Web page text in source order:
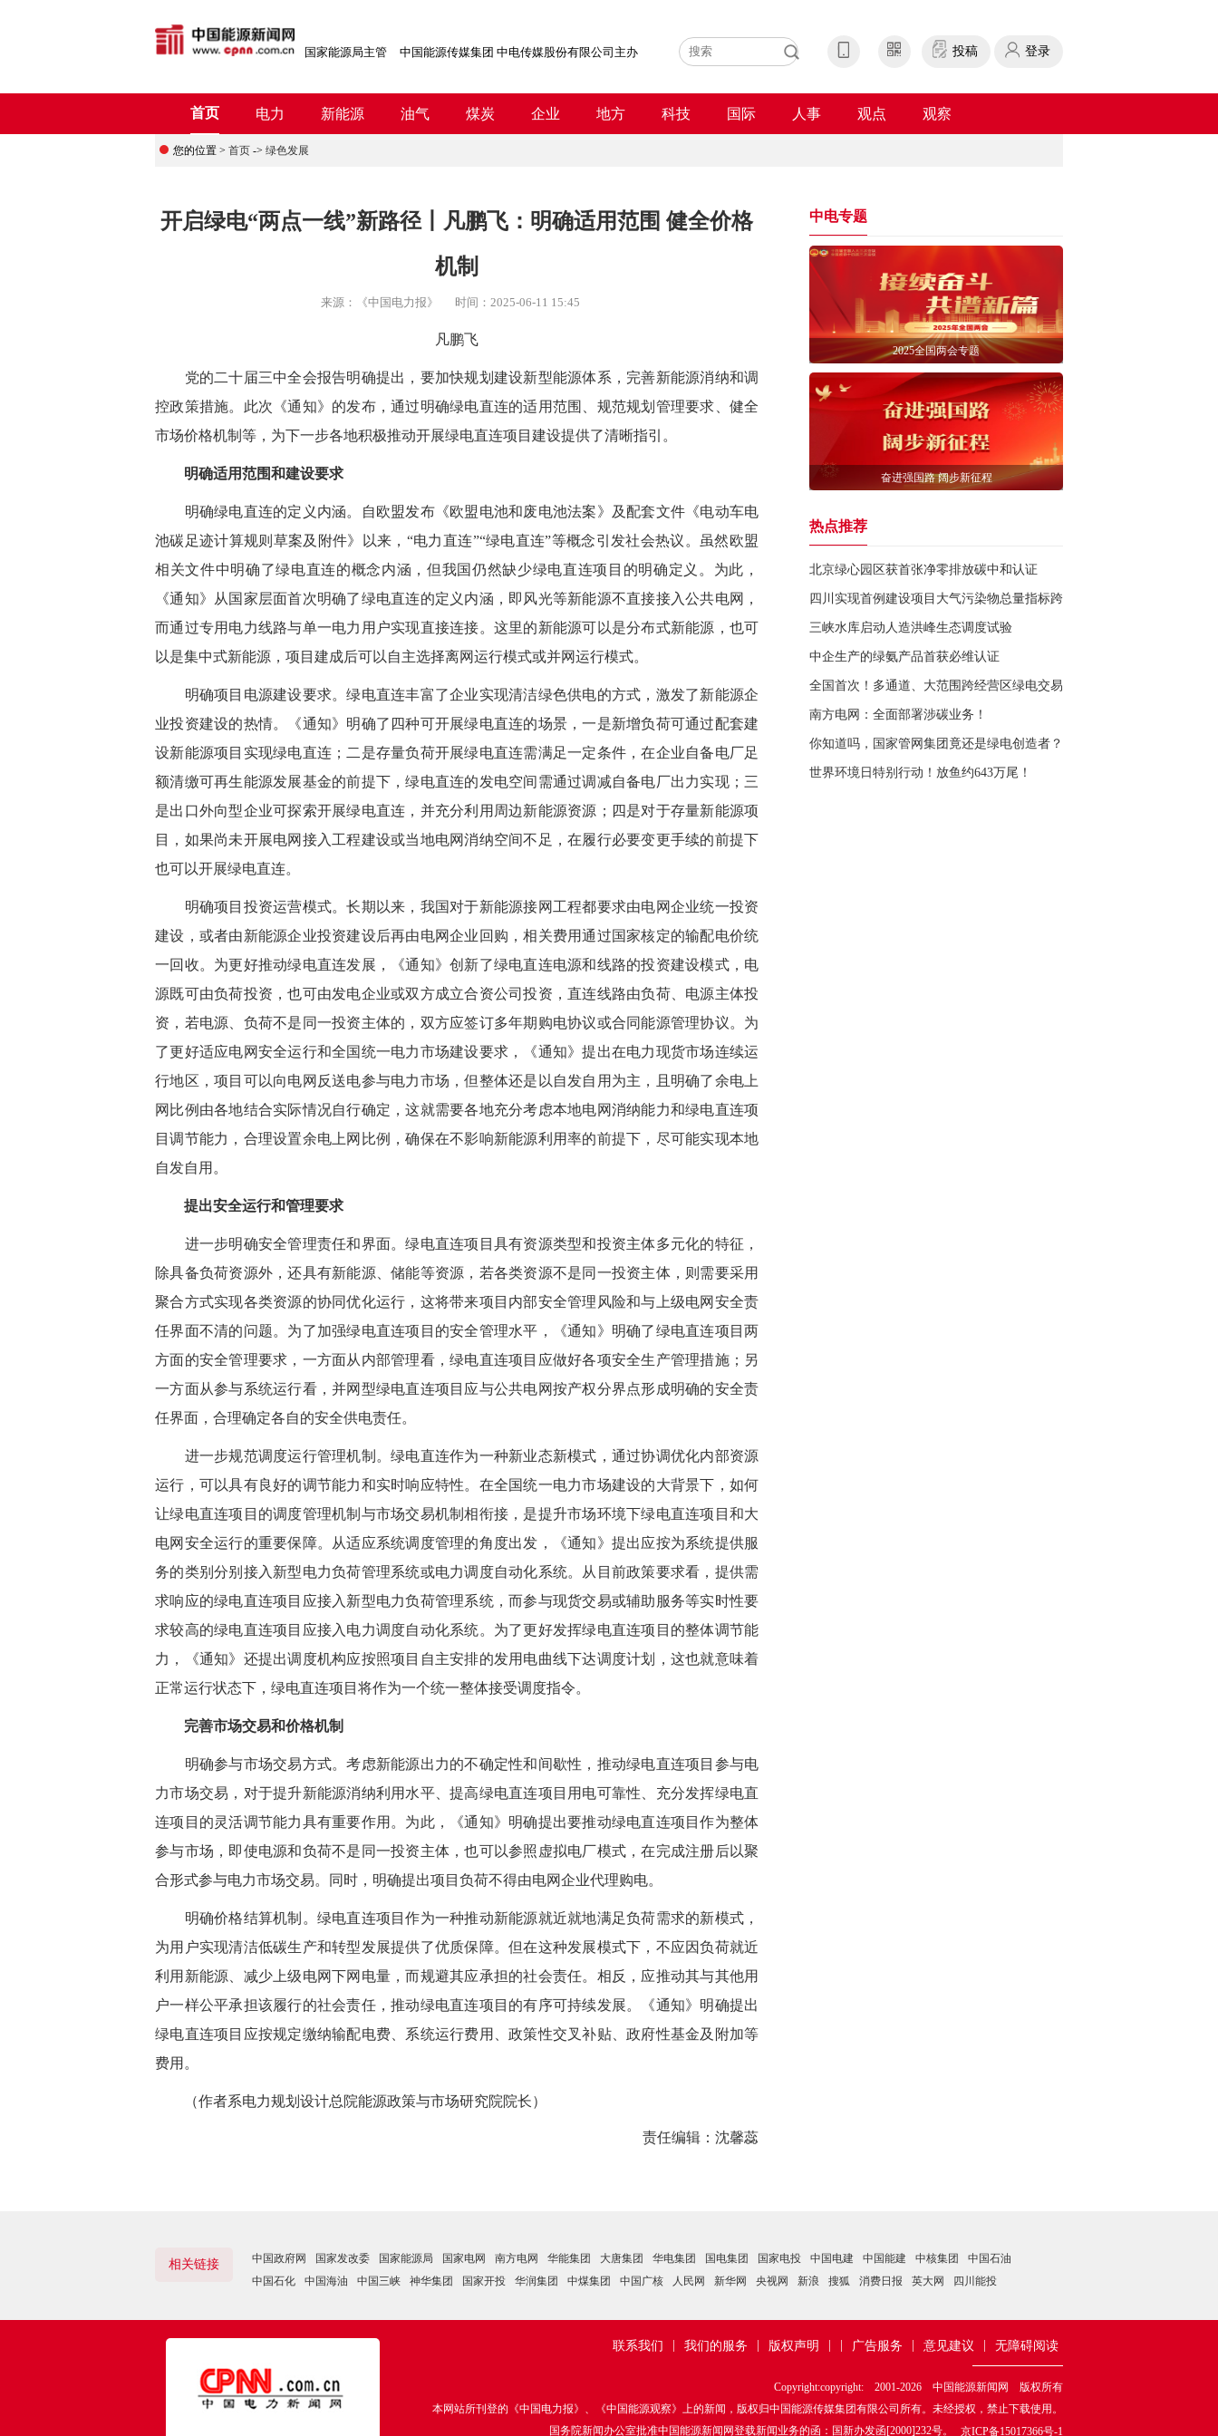
国家能源局主管 中国能源传媒集团 中电传媒股份有限公司主办 投稿 登录
首页 电力 新能源 油气 煤炭 企业 地方 科技 国际 人事 观点 观察
您的位置 > 首页 -> 绿色发展
开启绿电“两点一线”新路径丨凡鹏飞：明确适用范围 健全价格
机制
来源： 《中国电力报》 时间： 2025-06-11 15:45
凡鹏飞
党的二十届三中全会报告明确提出，要加快规划建设新型能源体系，完善新能源消纳和调
控政策措施。此次《通知》的发布，通过明确绿电直连的适用范围、规范规划管理要求、健全
市场价格机制等，为下一步各地积极推动开展绿电直连项目建设提供了清晰指引。
明确适用范围和建设要求
明确绿电直连的定义内涵。自欧盟发布《欧盟电池和废电池法案》及配套文件《电动车电
池碳足迹计算规则草案及附件》以来，“电力直连”“绿电直连”等概念引发社会热议。虽然欧盟
相关文件中明确了绿电直连的概念内涵，但我国仍然缺少绿电直连项目的明确定义。为此，
《通知》从国家层面首次明确了绿电直连的定义内涵，即风光等新能源不直接接入公共电网，
而通过专用电力线路与单一电力用户实现直接连接。这里的新能源可以是分布式新能源，也可
以是集中式新能源，项目建成后可以自主选择离网运行模式或并网运行模式。
明确项目电源建设要求。绿电直连丰富了企业实现清洁绿色供电的方式，激发了新能源企
业投资建设的热情。《通知》明确了四种可开展绿电直连的场景，一是新增负荷可通过配套建
设新能源项目实现绿电直连；二是存量负荷开展绿电直连需满足一定条件，在企业自备电厂足
额清缴可再生能源发展基金的前提下，绿电直连的发电空间需通过调减自备电厂出力实现；三
是出口外向型企业可探索开展绿电直连，并充分利用周边新能源资源；四是对于存量新能源项
目，如果尚未开展电网接入工程建设或当地电网消纳空间不足，在履行必要变更手续的前提下
也可以开展绿电直连。
明确项目投资运营模式。长期以来，我国对于新能源接网工程都要求由电网企业统一投资
建设，或者由新能源企业投资建设后再由电网企业回购，相关费用通过国家核定的输配电价统
一回收。为更好推动绿电直连发展，《通知》创新了绿电直连电源和线路的投资建设模式，电
源既可由负荷投资，也可由发电企业或双方成立合资公司投资，直连线路由负荷、电源主体投
资，若电源、负荷不是同一投资主体的，双方应签订多年期购电协议或合同能源管理协议。为
了更好适应电网安全运行和全国统一电力市场建设要求，《通知》提出在电力现货市场连续运
行地区，项目可以向电网反送电参与电力市场，但整体还是以自发自用为主，且明确了余电上
网比例由各地结合实际情况自行确定，这就需要各地充分考虑本地电网消纳能力和绿电直连项
目调节能力，合理设置余电上网比例，确保在不影响新能源利用率的前提下，尽可能实现本地
自发自用。
提出安全运行和管理要求
进一步明确安全管理责任和界面。绿电直连项目具有资源类型和投资主体多元化的特征，
除具备负荷资源外，还具有新能源、储能等资源，若各类资源不是同一投资主体，则需要采用
聚合方式实现各类资源的协同优化运行，这将带来项目内部安全管理风险和与上级电网安全责
任界面不清的问题。为了加强绿电直连项目的安全管理水平，《通知》明确了绿电直连项目两
方面的安全管理要求，一方面从内部管理看，绿电直连项目应做好各项安全生产管理措施；另
一方面从参与系统运行看，并网型绿电直连项目应与公共电网按产权分界点形成明确的安全责
任界面，合理确定各自的安全供电责任。
进一步规范调度运行管理机制。绿电直连作为一种新业态新模式，通过协调优化内部资源
运行，可以具有良好的调节能力和实时响应特性。在全国统一电力市场建设的大背景下，如何
让绿电直连项目的调度管理机制与市场交易机制相衔接，是提升市场环境下绿电直连项目和大
电网安全运行的重要保障。从适应系统调度管理的角度出发，《通知》提出应按为系统提供服
务的类别分别接入新型电力负荷管理系统或电力调度自动化系统。从目前政策要求看，提供需
求响应的绿电直连项目应接入新型电力负荷管理系统，而参与现货交易或辅助服务等实时性要
求较高的绿电直连项目应接入电力调度自动化系统。为了更好发挥绿电直连项目的整体调节能
力，《通知》还提出调度机构应按照项目自主安排的发用电曲线下达调度计划，这也就意味着
正常运行状态下，绿电直连项目将作为一个统一整体接受调度指令。
完善市场交易和价格机制
明确参与市场交易方式。考虑新能源出力的不确定性和间歇性，推动绿电直连项目参与电
力市场交易，对于提升新能源消纳利用水平、提高绿电直连项目用电可靠性、充分发挥绿电直
连项目的灵活调节能力具有重要作用。为此，《通知》明确提出要推动绿电直连项目作为整体
参与市场，即使电源和负荷不是同一投资主体，也可以参照虚拟电厂模式，在完成注册后以聚
合形式参与电力市场交易。同时，明确提出项目负荷不得由电网企业代理购电。
明确价格结算机制。绿电直连项目作为一种推动新能源就近就地满足负荷需求的新模式，
为用户实现清洁低碳生产和转型发展提供了优质保障。但在这种发展模式下，不应因负荷就近
利用新能源、减少上级电网下网电量，而规避其应承担的社会责任。相反，应推动其与其他用
户一样公平承担该履行的社会责任，推动绿电直连项目的有序可持续发展。《通知》明确提出
绿电直连项目应按规定缴纳输配电费、系统运行费用、政策性交叉补贴、政府性基金及附加等
费用。
（作者系电力规划设计总院能源政策与市场研究院院长）
责任编辑：沈馨蕊
中电专题
2025全国两会专题
奋进强国路 阔步新征程
热点推荐
北京绿心园区获首张净零排放碳中和认证
四川实现首例建设项目大气污染物总量指标跨区域置换
三峡水库启动人造洪峰生态调度试验
中企生产的绿氨产品首获必维认证
全国首次！多通道、大范围跨经营区绿电交易达成
南方电网：全面部署涉碳业务！
你知道吗，国家管网集团竟还是绿电创造者？
世界环境日特别行动！放鱼约643万尾！
相关链接 中国政府网 国家发改委 国家能源局 国家电网 南方电网 华能集团 大唐集团 华电集团 国电集团 国家电投 中国电建 中国能建 中核集团
中国石油
中国石化
中国海油 中国三峡 神华集团 国家开投 华润集团 中煤集团 中国广核 人民网 新华网 央视网 新浪 搜狐 消费日报 英大网 四川能投
无障碍阅读
意见建议
广告服务
版权声明
我们的服务
联系我们
Copyright:copyright: 2001-2026 中国能源新闻网 版权所有
本网站所刊登的《中国电力报》、《中国能源观察》上的新闻，版权归中国能源传媒集团有限公司所有。未经授权，禁止下载使用。
国务院新闻办公室批准中国能源新闻网登载新闻业务的函：国新办发函[2000]232号。
京ICP备15017366号-1